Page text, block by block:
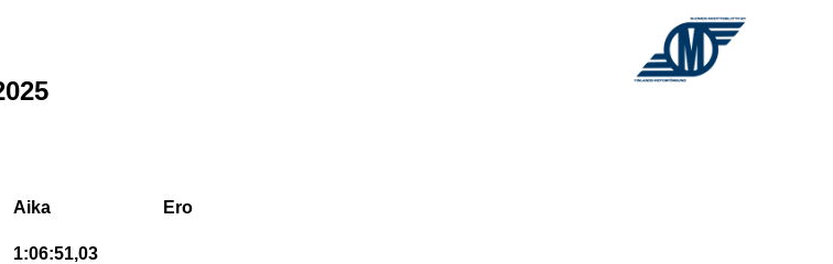
Aika Ero
1:06:51,03